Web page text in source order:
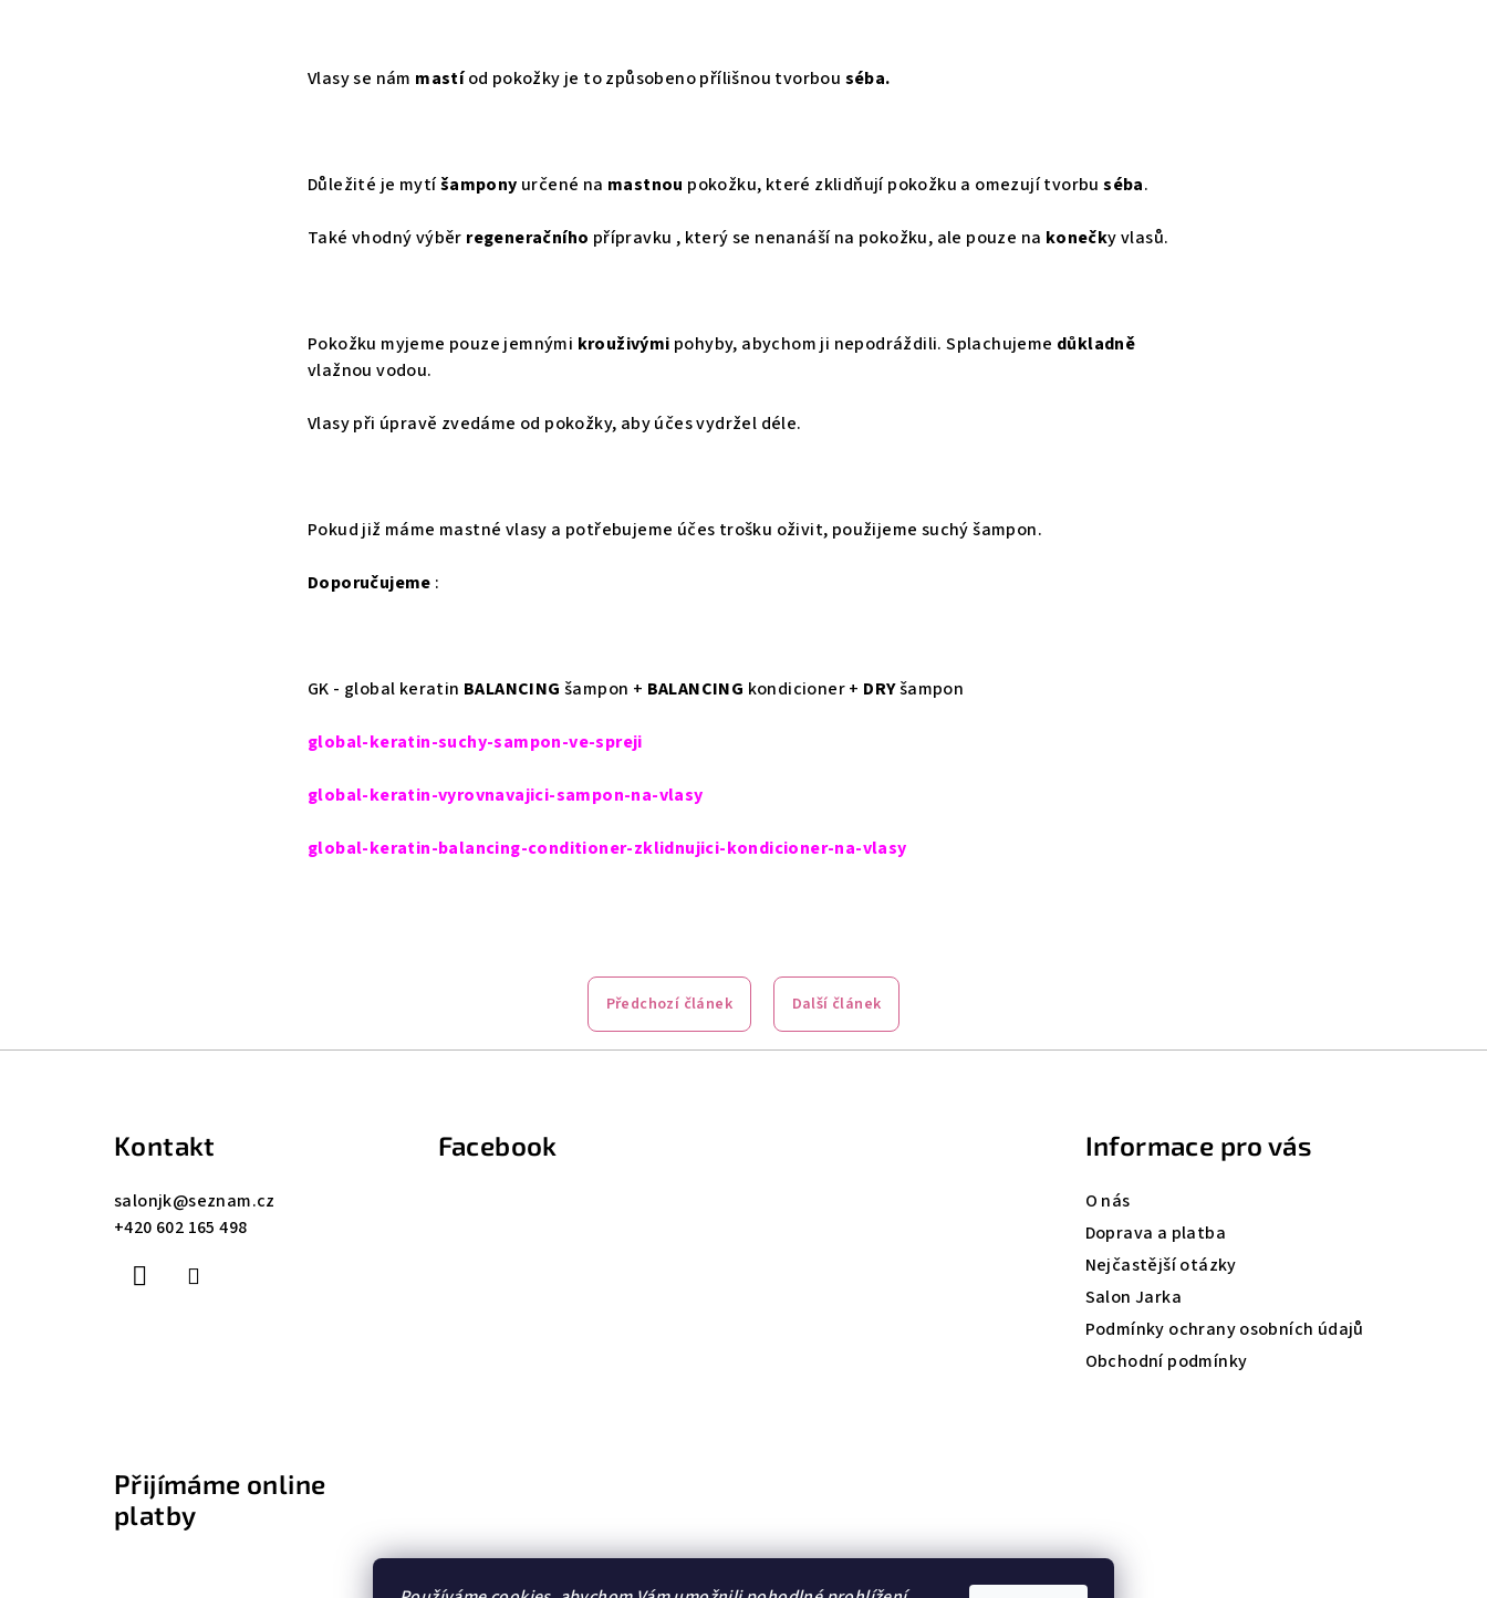
Vlasy se nám mastíod pokožky je to způsobeno přílišnou tvorbou séba.
Důležité je mytíšampony určené na mastnou pokožku, které zklidňují pokožku a omezují tvorbuséba.
Také vhodný výběr regeneračního přípravku , který se nenanáší na pokožku, ale pouze na konečky vlasů.
Pokožku myjeme pouze jemnými krouživými pohyby, abychom ji nepodráždili. Splachujeme důkladně
vlažnou vodou.
Vlasy při úpravě zvedáme od pokožky, aby účes vydržel déle.
Pokud již máme mastné vlasy a potřebujeme účes trošku oživit, použijeme suchý šampon.
Doporučujeme :
GK - global keratin BALANCING šampon + BALANCING kondicioner + DRYšampon
global-keratin-suchy-sampon-ve-spreji
global-keratin-vyrovnavajici-sampon-na-vlasy
global-keratin-balancing-conditioner-zklidnujici-kondicioner-na-vlasy
Předchozí článek Další článek
Kontakt
salonjk@seznam.cz
+420 602 165 498
Facebook Informace pro vás
O nás
Doprava a platba
Nejčastější otázky
Salon Jarka
Podmínky ochrany osobních údajů
Obchodní podmínky
Přijímáme online
platby